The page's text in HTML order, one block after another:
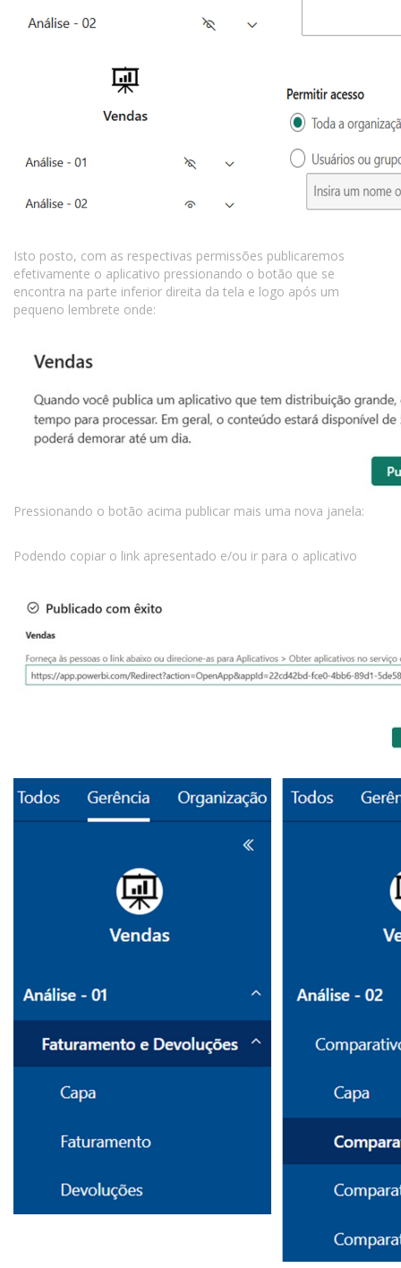
Isto posto, com as respectivas permissões publicaremos
efetivamente o aplicativo pressionando o botão que se
encontra na parte inferior direita da tela e logo após um
pequeno lembrete onde:
Pressionando o botão acima publicar mais uma nova janela:
Podendo copiar o link apresentado e/ou ir para o aplicativo